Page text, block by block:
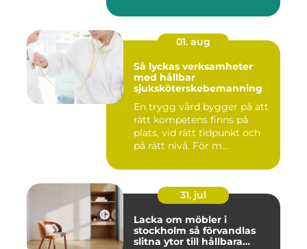
01. aug
Så lyckas verksamheter
med hållbar
sjuksköterskebemanning
En trygg vård bygger på att
rätt kompetens finns på
plats, vid rätt tidpunkt och
på rätt nivå. För m...
31. jul
Lacka om möbler i
stockholm så förvandlas
slitna ytor till hållbara